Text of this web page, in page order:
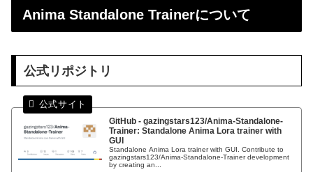
Anima Standalone Trainerについて
公式リポジトリ
GitHub - gazingstars123/Anima-Standalone-
Trainer: Standalone Anima Lora trainer with
GUI
Standalone Anima Lora trainer with GUI. Contribute to
gazingstars123/Anima-Standalone-Trainer development
by creating an...